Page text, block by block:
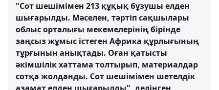
"Сот шешімімен 213 құқық бұзушы елден
шығарылды. Мәселен, тәртіп сақшылары
облыс орталығы мекемелерінің бірінде
заңсыз жұмыс істеген Африка құрлығының
тұрғынын анықтады. Оған қатысты
әкімшілік хаттама толтырып, материалдар
сотқа жолданды. Сот шешімімен шетелдік